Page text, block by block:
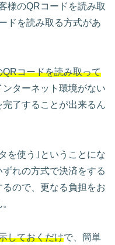
様のQRコードを読み取
ドを読み取る方式があ
コードを読み取って
ターネット環境がない
了することが出来るん
を使う｣ということにな
れの方式で決済をする
ので、更なる負担をお
しておくだけで、簡単